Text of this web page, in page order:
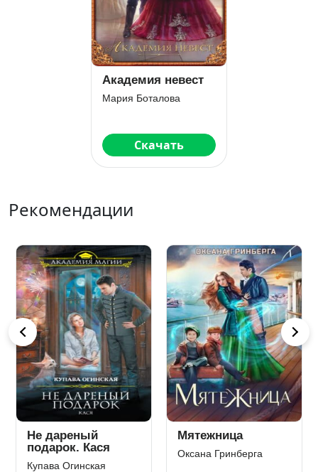
Академия невест
Мария Боталова
Скачать
Рекомендации
Не дареный
подарок. Кася
Купава Огинская
Мятежница
Оксана Гринберга